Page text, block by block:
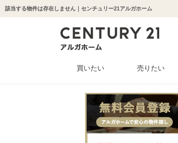
該当する物件は存在しません｜センチュリー21アルガホーム
買いたい
新築一戸建て
中古一戸建て
中古マンション
土地
収益物件
売りたい